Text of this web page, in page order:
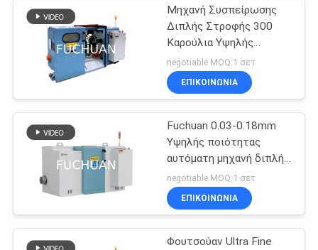
ενιαία
στρεβλότητα
μηχάνημα
14
καλώδιο μηχανή
εξώθησης
31
Μηχανή Συσπείρωσης
Διπλής Στροφής 300
Καρούλια Υψηλής
Ταχύτητας Ηλεκτρική
Μηχανή Στρέψης
Εξοπλισμός Κατασκευής
Σύρματος
negotiable MOQ:1 σετ
ΕΠΙΚΟΙΝΩΝΊΑ
Fuchuan 0.03-0.18mm
Υψηλής ποιότητας
αυτόματη μηχανή διπλής
στροφής για την
κατασκευή καλωδίων
χαλκού
negotiable MOQ:1 σετ
ΕΠΙΚΟΙΝΩΝΊΑ
Φουτσούαν Ultra Fine